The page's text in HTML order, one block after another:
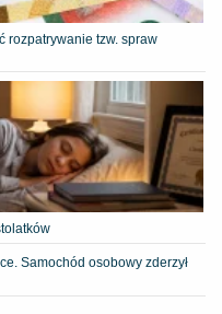
rozpatrywanie tzw. spraw
Samochód osobowy zderzył